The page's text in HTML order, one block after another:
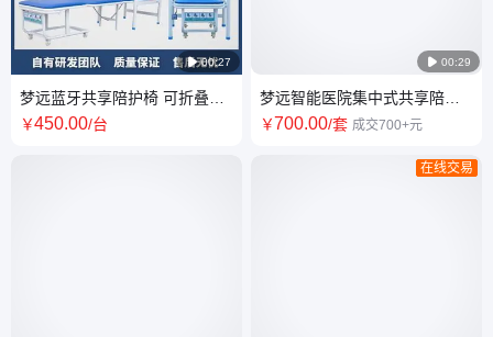
 00:27
梦远蓝牙共享陪护椅 可折叠扫
码使用现代简约款
￥450.00/台
 00:29
梦远智能医院集中式共享陪护
床卡槽式折叠床厂家4G蓝牙NB
￥700.00/套 成交700+元
在线交易